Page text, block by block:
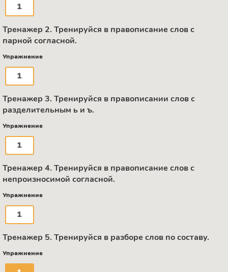
1
Тренажер 2. Тренируйся в правописание слов с
парной согласной.
Упражнение
1
Тренажер 3. Тренируйся в правописании слов с
разделительным ь и ъ.
Упражнение
1
Тренажер 4. Тренируйся в правописание слов с
непроизносимой согласной.
Упражнение
1
Тренажер 5. Тренируйся в разборе слов по составу.
Упражнение